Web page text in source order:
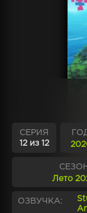
СЕРИЯ
12 из 12
ГОД
СЕЗОН
Лето
ОЗВУЧКА: